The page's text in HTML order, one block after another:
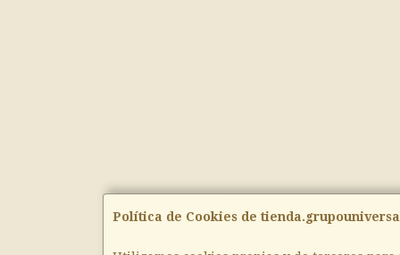
Política de Cookies de